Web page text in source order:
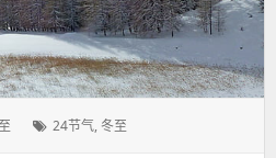
标
24节气, 冬至